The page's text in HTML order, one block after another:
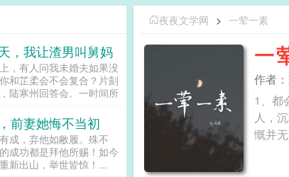
夜夜文学网 > 一荤一素
一
作者：
1、都
人，
，我让渣男叫舅妈
，有人问我未婚夫如果没
和芷柔会不会复合？片刻
陆寒州回答会。一时间所
腾，却不想我带头鼓掌，
既然忘不了，我退出成全
要不要再亲一个庆祝下？
消婚约，头也不回的离
却以为我在闹脾气，笃定
前妻她悔不当初
成，弃他如敝履。殊不
成功都是拜他所赐！如今
新出山，举世皆惊！...